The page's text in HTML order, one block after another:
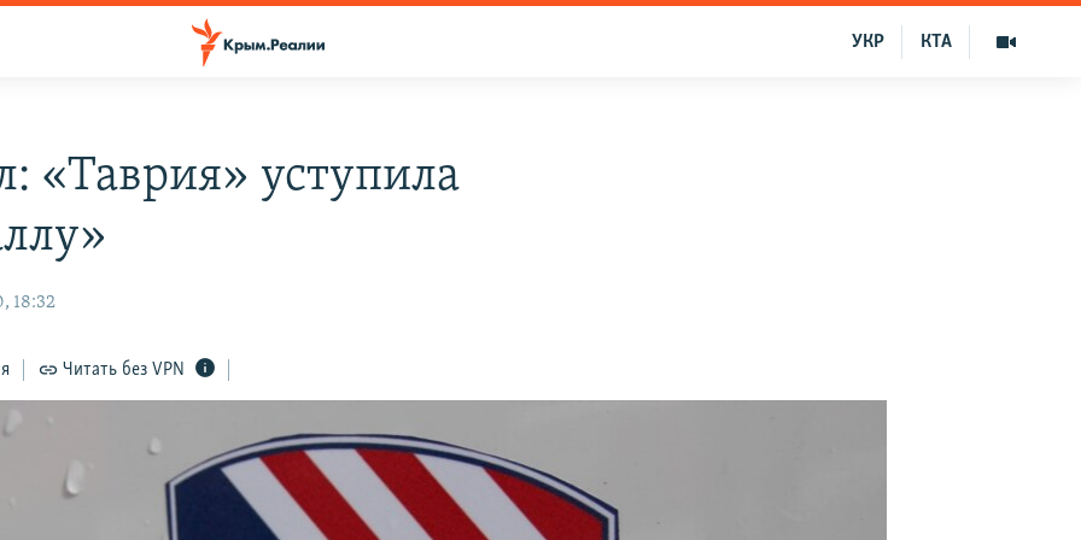
КТА
УКР
«Таврия» уступила
18:32
Читать без VPN